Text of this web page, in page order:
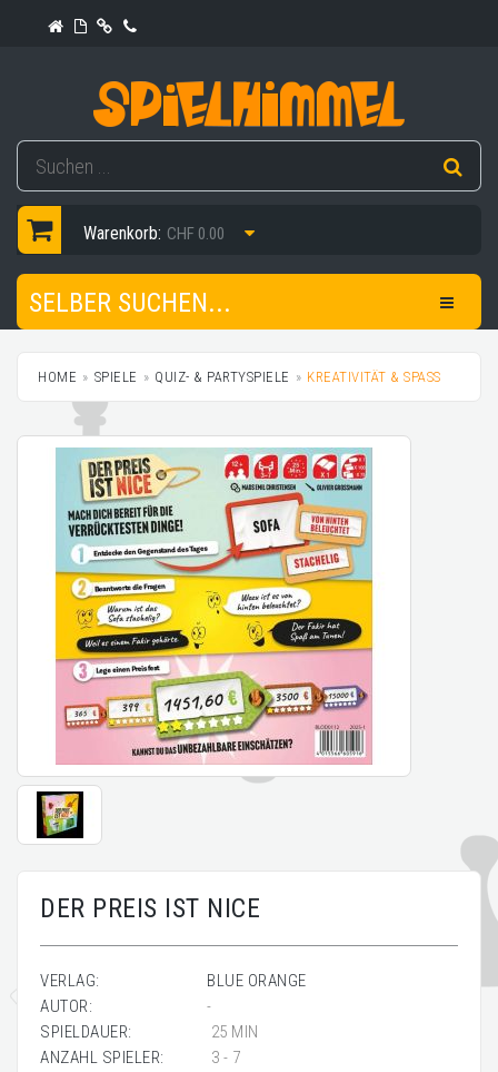
Warenkorb: CHF 0.00
SELBER SUCHEN...
HOME SPIELE QUIZ- & PARTYSPIELE KREATIVITÄT & SPASS
DER PREIS IST NICE
VERLAG:
BLUE ORANGE
AUTOR:
-
SPIELDAUER:
25 MIN
ANZAHL SPIELER:
3 - 7